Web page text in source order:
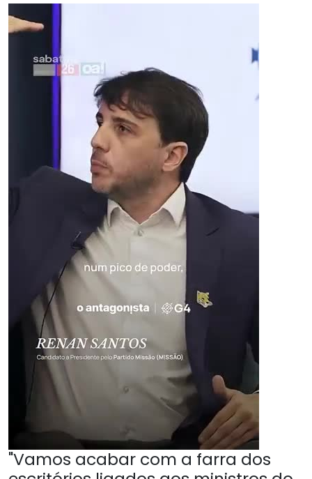
"Vamos acabar com a farra dos